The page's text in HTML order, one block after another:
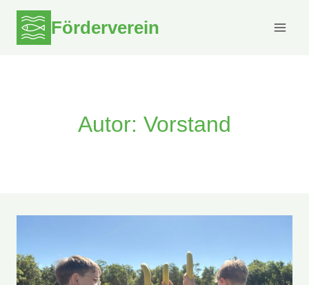
Zum
Inhalt
springen
Förderverein
Autor: Vorstand